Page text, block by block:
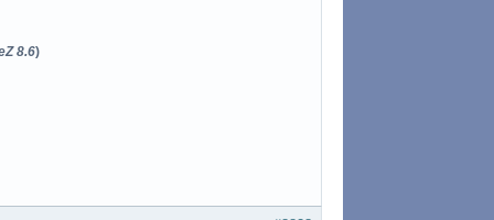
8.6)